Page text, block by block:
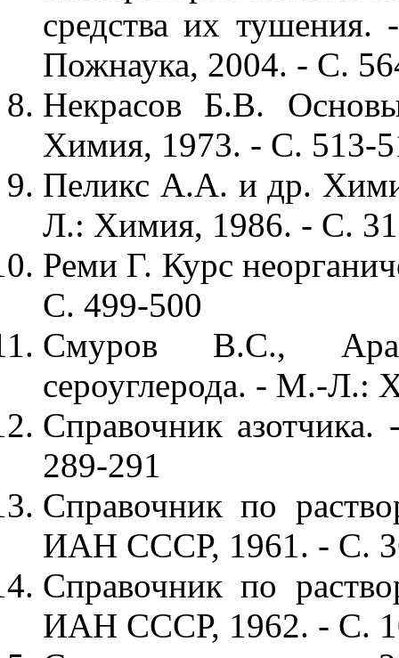
средства их
Пожнаука, 2004. - С.
Некрасов Б.В.
Химия, 1973. - С. 513-
Пеликс А.А. и др.
Л.: Химия, 1986. - С.
Реми Г. Курс
С. 499-500
Смуров В.С.,
сероуглерода. - М.-Л.:
Справочник
289-291
Справочник по
ИАН СССР, 1961. - С.
Справочник по
ИАН СССР, 1962. - С.